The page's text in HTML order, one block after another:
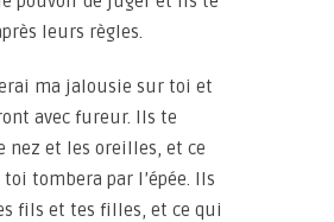
leurs règles.
ma jalousie sur toi et
avec fureur. Ils te
nez et les oreilles, et ce
tombera par l’épée. Ils
fils et tes filles, et ce qui